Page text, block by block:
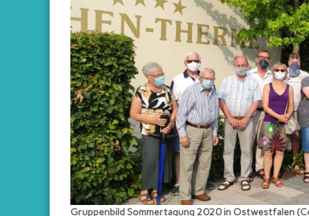
t
e
r
h
ä
l
s
e
,
P
o
m
m
Gruppenbild Sommertagung 2020 in Ostwestfalen